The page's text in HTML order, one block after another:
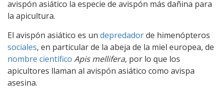
avispón asiático la especie de avispón más dañina para
la apicultura.
El avispón asiático es un depredadorde himenópteros
sociales, en particular de la abeja de la miel europea, de
nombre científico Apis mellifera, por lo que los
apicultores llaman al avispón asiático como avispa
asesina.